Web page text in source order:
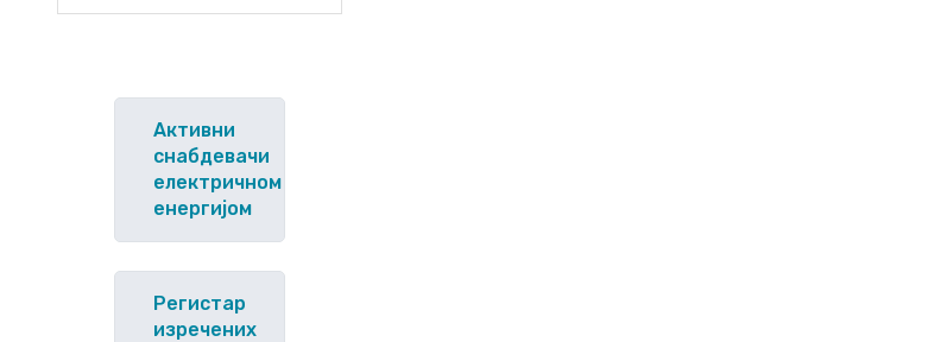
Активни
снабдевачи
електричном
енергијом
Регистар
изречених